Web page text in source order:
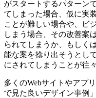
がスタートするパターン
てしまった場合、仮に実
ことが難しい場合や、ビ
しまう場合、その改善案
られてしまうか、もしく
能な案を捻り出そうとし
にされてしまうことが往
多くのWebサイトやアプ
で見た良いデザイン事例